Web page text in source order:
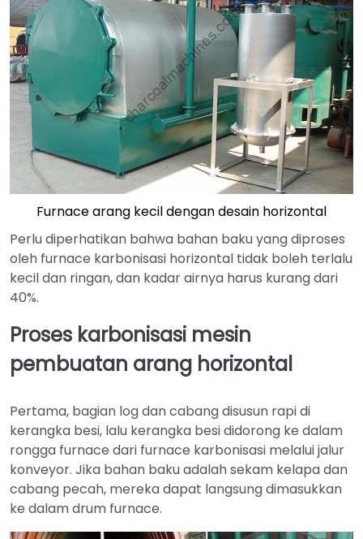
Furnace arang kecil dengan desain horizontal
Perlu diperhatikan bahwa bahan baku yang diproses
oleh furnace karbonisasi horizontal tidak boleh terlalu
kecil dan ringan, dan kadar airnya harus kurang dari
40%.
Proses karbonisasi mesin
pembuatan arang horizontal
Pertama, bagian log dan cabang disusun rapi di
kerangka besi, lalu kerangka besi didorong ke dalam
rongga furnace dari furnace karbonisasi melalui jalur
konveyor. Jika bahan baku adalah sekam kelapa dan
cabang pecah, mereka dapat langsung dimasukkan
ke dalam drum furnace.